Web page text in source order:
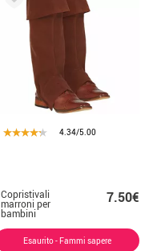
4.34/5.00
Copristivali
marroni per
bambini
7.50€
Esaurito - Fammi sapere